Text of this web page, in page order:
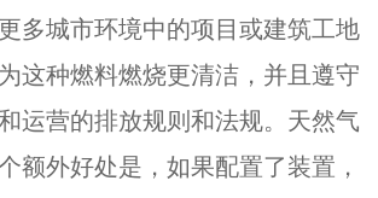
多城市环境中的项目或建筑工地
这种燃料燃烧更清洁，并且遵守
运营的排放规则和法规。天然气
额外好处是，如果配置了装置，